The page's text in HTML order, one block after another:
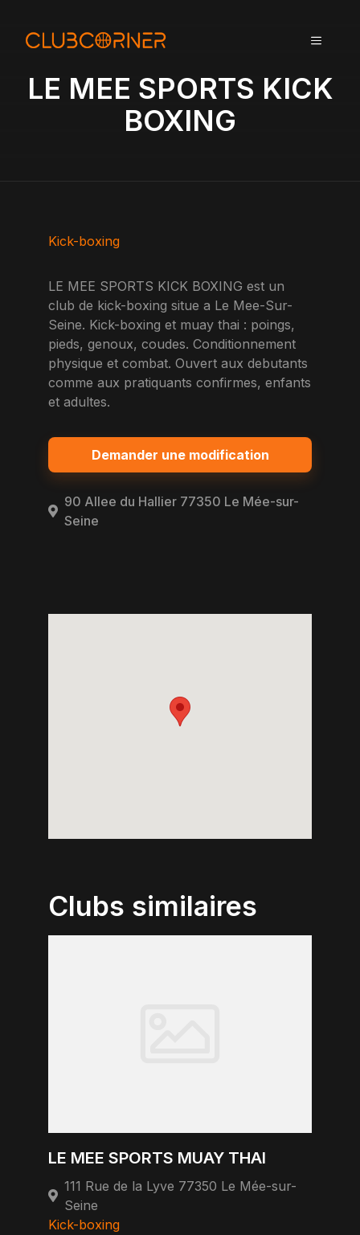
MENU
LE MEE SPORTS KICK
BOXING
Kick-boxing
LE MEE SPORTS KICK BOXING est un
club de kick-boxing situe a Le Mee-Sur-
Seine. Kick-boxing et muay thai : poings,
pieds, genoux, coudes. Conditionnement
physique et combat. Ouvert aux debutants
comme aux pratiquants confirmes, enfants
et adultes.
Demander une modification
90 Allee du Hallier 77350 Le Mée-sur-
Seine
Clubs similaires
LE MEE SPORTS MUAY THAI
111 Rue de la Lyve 77350 Le Mée-sur-
Seine
Kick-boxing